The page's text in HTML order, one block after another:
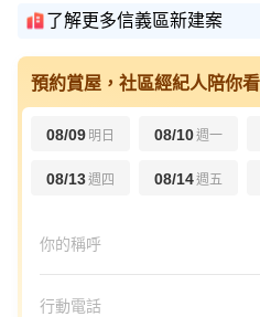
了解更多信義區新建案
預約賞屋，社區經紀人陪你
08/09 明日 08/10週一
08/13週四 08/14週五